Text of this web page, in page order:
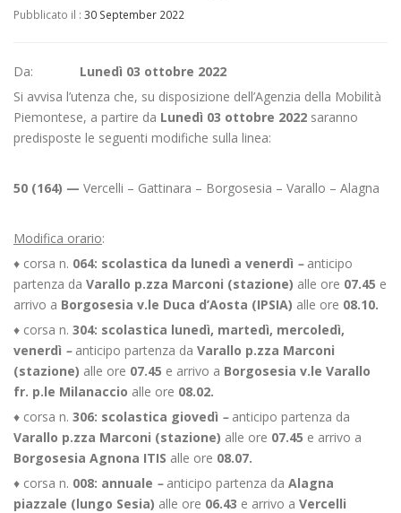
Pubblicato il : 30 September 2022
Da: Lunedì 03 ottobre 2022
Si avvisa l’utenza che, su disposizione dell’Agenzia della Mobilità
Piemontese, a partire da Lunedì 03 ottobre 2022 saranno
predisposte le seguenti modifiche sulla linea:
50 (164) — Vercelli – Gattinara – Borgosesia – Varallo – Alagna
Modifica orario:
♦ corsa n. 064: scolastica da lunedì a venerdì – anticipo
partenza da Varallo p.zza Marconi (stazione) alle ore 07.45 e
arrivo a Borgosesia v.le Duca d’Aosta (IPSIA) alle ore 08.10.
♦ corsa n. 304: scolastica lunedì, martedì, mercoledì,
venerdì – anticipo partenza da Varallo p.zza Marconi
(stazione) alle ore 07.45 e arrivo a Borgosesia v.le Varallo
fr. p.le Milanaccio alle ore 08.02.
♦ corsa n. 306: scolastica giovedì – anticipo partenza da
Varallo p.zza Marconi (stazione) alle ore 07.45 e arrivo a
Borgosesia Agnona ITIS alle ore 08.07.
♦ corsa n. 008: annuale – anticipo partenza da Alagna
piazzale (lungo Sesia) alle ore 06.43 e arrivo a Vercelli